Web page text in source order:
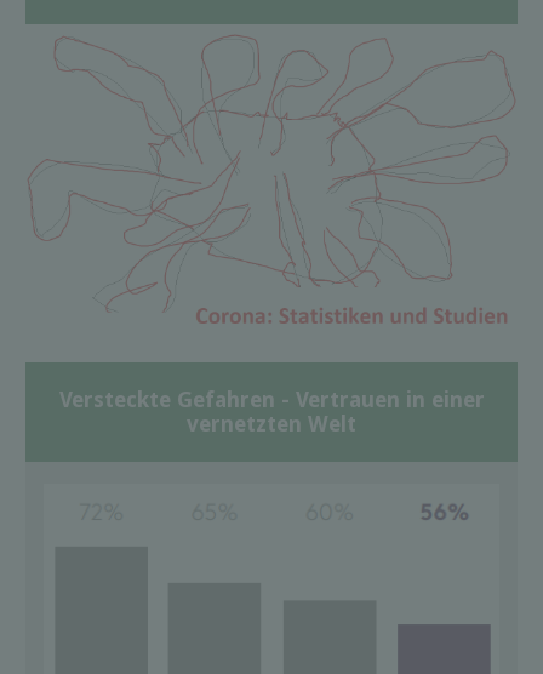
Versteckte Gefahren - Vertrauen in einer
vernetzten Welt